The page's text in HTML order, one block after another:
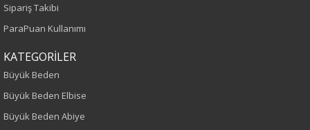
İlkbahar-Yaz
Yetişkin
Kalıp
Sipariş Takibi
ParaPuan Kullanımı
KATEGORİLER
Büyük Beden
Büyük Beden Elbise
Büyük Beden Abiye